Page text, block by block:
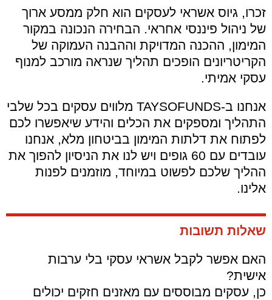
זכרו, גיוס אשראי לעסקים הוא חלק ממסע ארוך
של ניהול פיננסי אחראי. הבחירה הנכונה במקור
המימון, ההכנה המדויקת וההבנה העמוקה של
הקריטריונים הופכים תהליך שנראה מורכב למנוף
עסקי אמיתי.
אנחנו ב-TAYSOFUNDS מלווים עסקים בכל שלבי
התהליך ומספקים את הכלים והידע שיאפשרו לכם
לפתוח את דלתות המימון בביטחון מלא, אנחנו
עובדים עם 60 גופים ויש לנו את הניסיון להפוך את
ההליך שלכם לפשוט במיוחד, מוזמנים לפנות
אלינו.
שאלות תשובות
האם אפשר לקבל אשראי עסקי בלי ערבות
אישית?
כן, עסקים מבוססים עם מאזנים חזקים יכולים